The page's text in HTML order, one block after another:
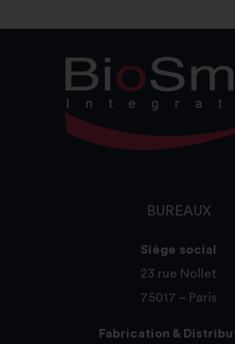
BUREAUX
Siège social
23 rue Nollet
75017 – Paris
Fabrication &